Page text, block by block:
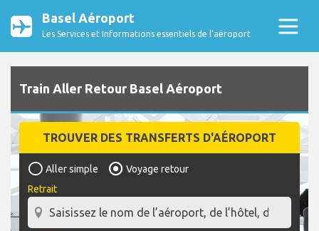
Basel Aéroport
Les Services et Informations essentiels de l’aéroport
Train Aller Retour Basel Aéroport
TROUVER DES TRANSFERTS D'AÉROPORT
Aller simple
Voyage retour
Retrait